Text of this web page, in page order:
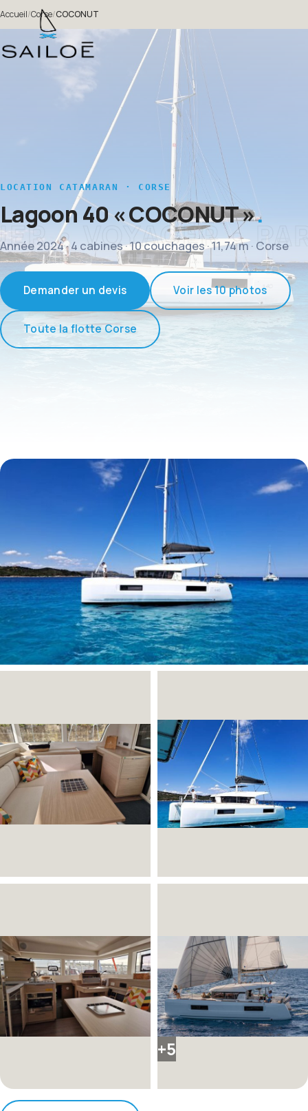
Accueil/Corse/COCONUT
LOCATION CATAMARAN · CORSE
Lagoon 40« COCONUT »
Année 2024 · 4 cabines · 10 couchages · 11,74 m · Corse
Demander un devis Voir les 10 photos
Toute la flotte Corse
+5